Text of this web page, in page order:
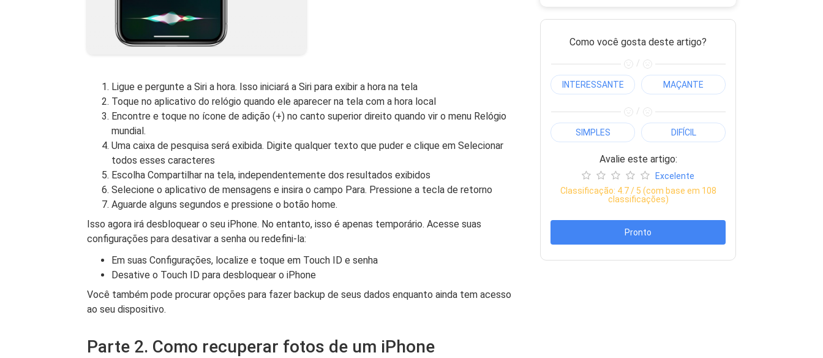
Ligue e pergunte a Siri a hora. Isso iniciará a Siri para exibir a hora na tela
Toque no aplicativo do relógio quando ele aparecer na tela com a hora local
Encontre e toque no ícone de adição (+) no canto superior direito quando vir o menu Relógio
mundial.
Uma caixa de pesquisa será exibida. Digite qualquer texto que puder e clique em Selecionar
todos esses caracteres
Escolha Compartilhar na tela, independentemente dos resultados exibidos
Selecione o aplicativo de mensagens e insira o campo Para. Pressione a tecla de retorno
Aguarde alguns segundos e pressione o botão home.
Isso agora irá desbloquear o seu iPhone. No entanto, isso é apenas temporário. Acesse suas
configurações para desativar a senha ou redefini-la:
Em suas Configurações, localize e toque em Touch ID e senha
Desative o Touch ID para desbloquear o iPhone
Você também pode procurar opções para fazer backup de seus dados enquanto ainda tem acesso
ao seu dispositivo.
Parte 2. Como recuperar fotos de um iPhone
Como você gosta deste artigo?
/
INTERESSANTE MAÇANTE
/
SIMPLES DIFÍCIL
Avalie este artigo:
Excelente
Classificação: 4.7/ 5 (com base em 108
classificações)
Pronto